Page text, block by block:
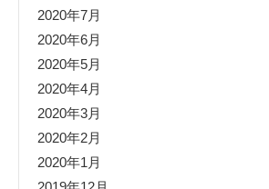
2020年7月
2020年6月
2020年5月
2020年4月
2020年3月
2020年2月
2020年1月